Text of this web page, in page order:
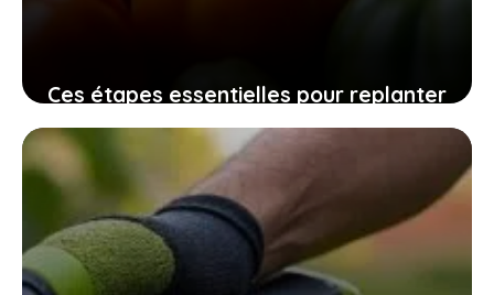
Ces étapes essentielles pour replanter
vos graines de tomates maison
assurent une récolte pleine de saveurs
10 novembre 2025